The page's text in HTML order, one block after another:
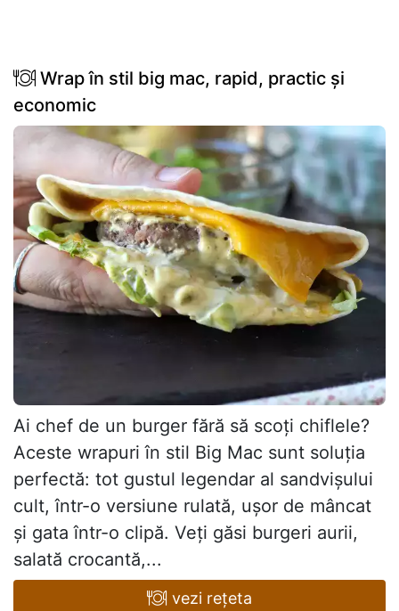
Wrap în stil big mac, rapid, practic și
economic
Ai chef de un burger fără să scoți chiflele?
Aceste wrapuri în stil Big Mac sunt soluția
perfectă: tot gustul legendar al sandvișului
cult, într-o versiune rulată, ușor de mâncat
și gata într-o clipă. Veți găsi burgeri aurii,
salată crocantă,...
vezi rețeta